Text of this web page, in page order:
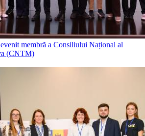
membră a Consiliului Național al
(CNTM)